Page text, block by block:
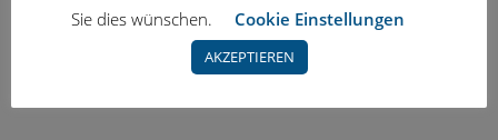
Sie dies wünschen.
Cookie Einstellungen
AKZEPTIEREN